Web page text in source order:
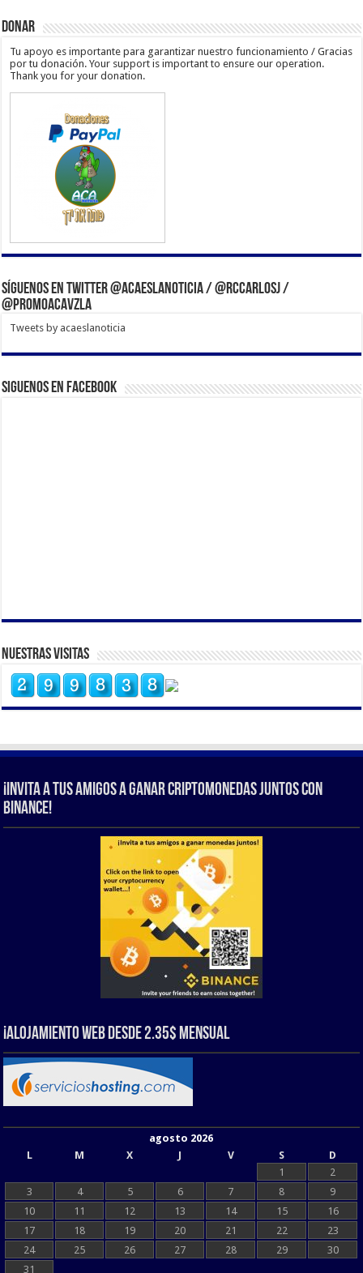
Donar
Tu apoyo es importante para garantizar nuestro funcionamiento / Gracias
por tu donación. Your support is important to ensure our operation.
Thank you for your donation.
Síguenos en Twitter @acaeslanoticia / @rccarlosj /
@PromoACAVzla
Tweets by acaeslanoticia
Siguenos en Facebook
Nuestras Visitas
¡Invita a tus amigos a ganar criptomonedas juntos con
Binance!
¡Alojamiento web Desde 2.35$ Mensual
agosto 2026
L
M X J V S
D
1
2
3
4 5 6 7 8
9
10
11 12 13 14 15
16
17
18 19 20 21 22
23
24
25 26 27 28 29
30
31